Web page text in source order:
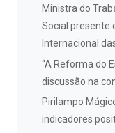
Ministra do
Social presente
Internacional
“A Reforma do
discussão na
Pirilampo
indicadores